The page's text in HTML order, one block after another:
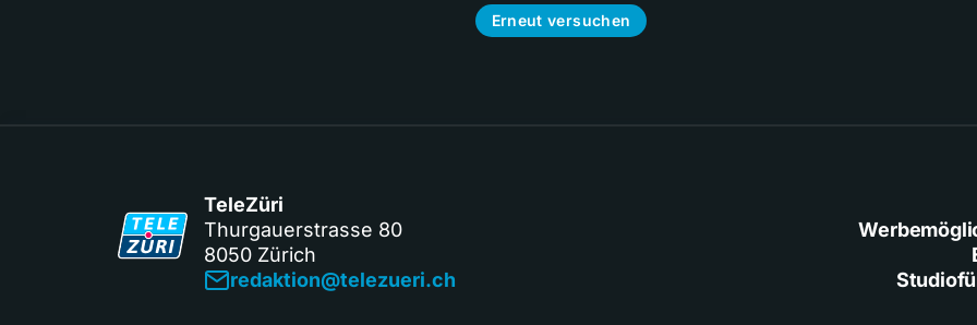
Erneut versuchen
TeleZüri
Thurgauerstrasse 80
8050 Zürich
redaktion@telezueri.ch